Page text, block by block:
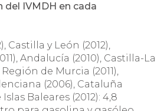
IVMDH en cada
Castilla y León (2012),
Andalucía (2010), Castilla-La
de Murcia (2011),
(2006), Cataluña
Baleares (2012): 4,8